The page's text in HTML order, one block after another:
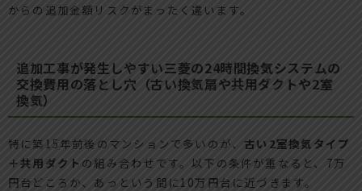
からの追加金額リスクがまったく違います。
追加工事が発生しやすい三菱の24時間換気システムの
交換費用の落とし穴（古い換気扇や共用ダクトや2室
換気）
特に築15年前後のマンションで多いのが、古い2室換気タイプ
＋共用ダクト の組み合わせです。以下の条件が重なると、7万
円台どころか、あっという間に10万円台に近づきます。